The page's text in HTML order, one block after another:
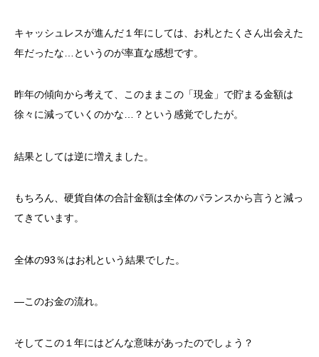
キャッシュレスが進んだ１年にしては、お札とたくさん出会えた
年だったな…というのが率直な感想です。
昨年の傾向から考えて、このままこの「現金」で貯まる金額は
徐々に減っていくのかな…？という感覚でしたが。
結果としては逆に増えました。
もちろん、硬貨自体の合計金額は全体のパランスから言うと減っ
てきています。
全体の93％はお札という結果でした。
―このお金の流れ。
そしてこの１年にはどんな意味があったのでしょう？